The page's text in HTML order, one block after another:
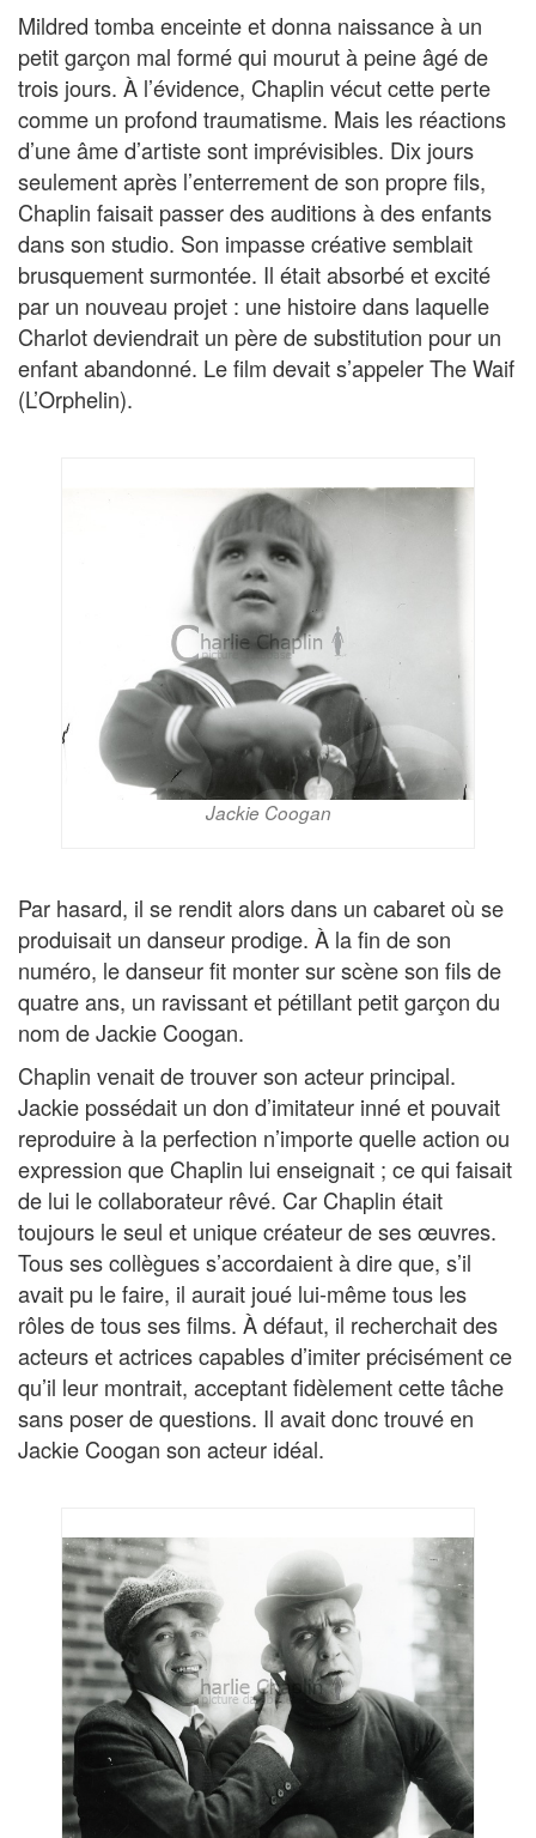
Mildred tomba enceinte et donna naissance à un
petit garçon mal formé qui mourut à peine âgé de
trois jours. À l’évidence, Chaplin vécut cette perte
comme un profond traumatisme. Mais les réactions
d’une âme d’artiste sont imprévisibles. Dix jours
seulement après l’enterrement de son propre fils,
Chaplin faisait passer des auditions à des enfants
dans son studio. Son impasse créative semblait
brusquement surmontée. Il était absorbé et excité
par un nouveau projet : une histoire dans laquelle
Charlot deviendrait un père de substitution pour un
enfant abandonné. Le film devait s’appeler The Waif
(L’Orphelin).
Jackie Coogan
Par hasard, il se rendit alors dans un cabaret où se
produisait un danseur prodige. À la fin de son
numéro, le danseur fit monter sur scène son fils de
quatre ans, un ravissant et pétillant petit garçon du
nom de Jackie Coogan.
Chaplin venait de trouver son acteur principal.
Jackie possédait un don d’imitateur inné et pouvait
reproduire à la perfection n’importe quelle action ou
expression que Chaplin lui enseignait ; ce qui faisait
de lui le collaborateur rêvé. Car Chaplin était
toujours le seul et unique créateur de ses œuvres.
Tous ses collègues s’accordaient à dire que, s’il
avait pu le faire, il aurait joué lui-même tous les
rôles de tous ses films. À défaut, il recherchait des
acteurs et actrices capables d’imiter précisément ce
qu’il leur montrait, acceptant fidèlement cette tâche
sans poser de questions. Il avait donc trouvé en
Jackie Coogan son acteur idéal.